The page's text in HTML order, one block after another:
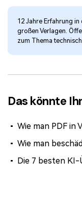
12 Jahre Erfahrung
großen Verlagen.
zum Thema
Das könnte
Wie man PDF
Wie man
Die 7 besten